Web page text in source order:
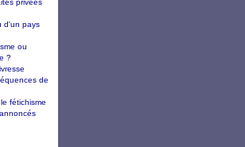
d'un pays
ou
?
de
fétichisme